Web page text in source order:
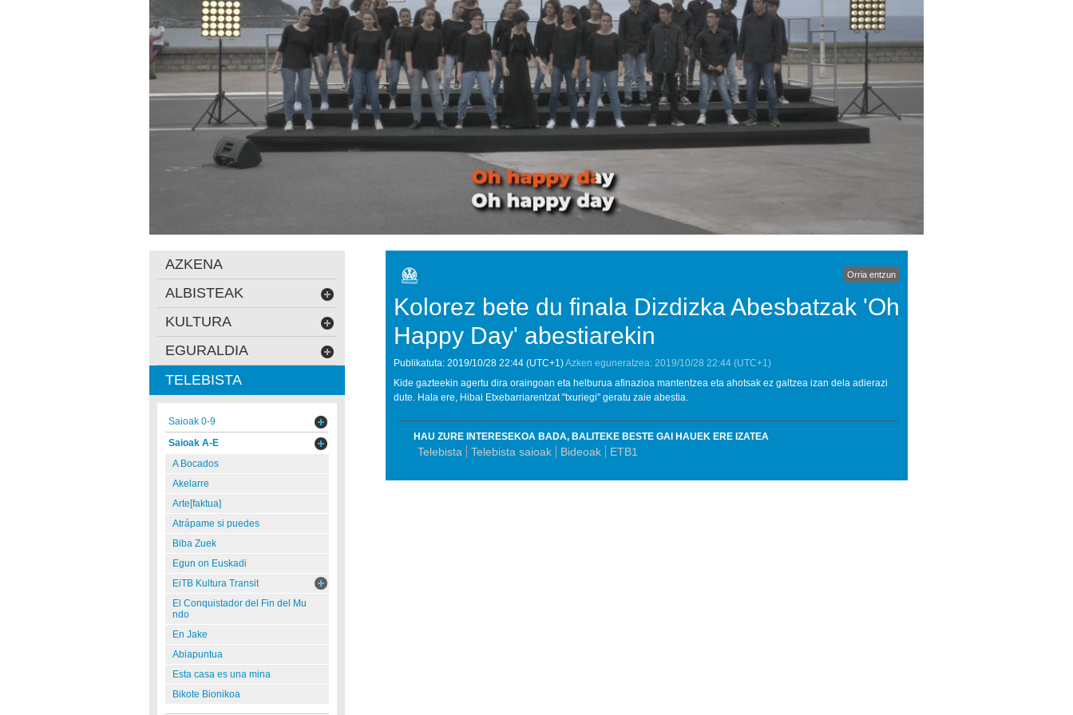
Orria entzun
Kolorez bete du finala Dizdizka Abesbatzak 'Oh
Happy Day' abestiarekin
Publikatuta: 2019/10/28 22:44 (UTC+1)Azken eguneratzea: 2019/10/28 22:44 (UTC+1)
Kide gazteekin agertu dira oraingoan eta helburua afinazioa mantentzea eta ahotsak ez galtzea izan dela adierazi
dute. Hala ere, Hibai Etxebarriarentzat "txuriegi" geratu zaie abestia.
HAU ZURE INTERESEKOA BADA, BALITEKE BESTE GAI HAUEK ERE IZATEA
Telebista Telebista saioak Bideoak ETB1
AZKENA
ALBISTEAK
KULTURA
EGURALDIA
TELEBISTA
Saioak 0-9
Saioak A-E
A Bocados
Akelarre
Arte[faktua]
Atrápame si puedes
Biba Zuek
Egun on Euskadi
EiTB Kultura Transit
El Conquistador del Fin del Mu
ndo
En Jake
Abiapuntua
Esta casa es una mina
Bikote Bionikoa